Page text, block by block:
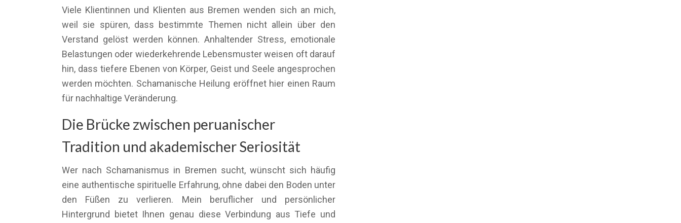
Viele Klientinnen und Klienten aus Bremen wenden sich an mich,
weil sie spüren, dass bestimmte Themen nicht allein über den
Verstand gelöst werden können. Anhaltender Stress, emotionale
Belastungen oder wiederkehrende Lebensmuster weisen oft darauf
hin, dass tiefere Ebenen von Körper, Geist und Seele angesprochen
werden möchten. Schamanische Heilung eröffnet hier einen Raum
für nachhaltige Veränderung.
Die Brücke zwischen peruanischer
Tradition und akademischer Seriosität
Wer nach Schamanismus in Bremen sucht, wünscht sich häufig
eine authentische spirituelle Erfahrung, ohne dabei den Boden unter
den Füßen zu verlieren. Mein beruflicher und persönlicher
Hintergrund bietet Ihnen genau diese Verbindung aus Tiefe und